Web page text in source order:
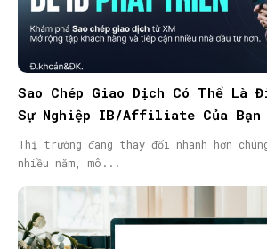
Sao Chép Giao Dịch Có Thể Là
Sự Nghiệp IB/Affiliate Của Bạn
Thị trường đang thay đổi nhanh hơn chúng ta
nhiều năm, mô...